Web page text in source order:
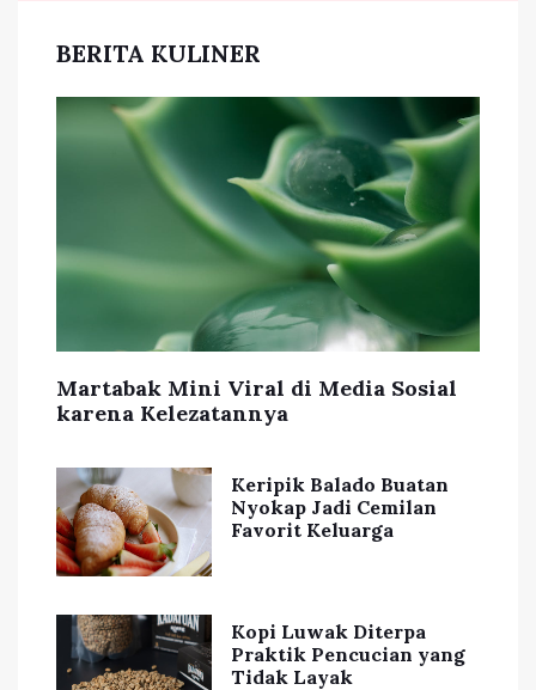
BERITA KULINER
Martabak Mini Viral di Media Sosial
karena Kelezatannya
Keripik Balado Buatan
Nyokap Jadi Cemilan
Favorit Keluarga
Kopi Luwak Diterpa
Praktik Pencucian yang
Tidak Layak